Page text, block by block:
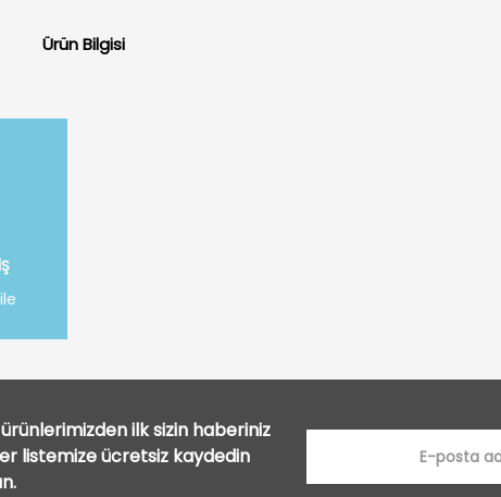
Ürün Bilgisi
ilk sizin haberiniz
listemize ücretsiz kaydedin